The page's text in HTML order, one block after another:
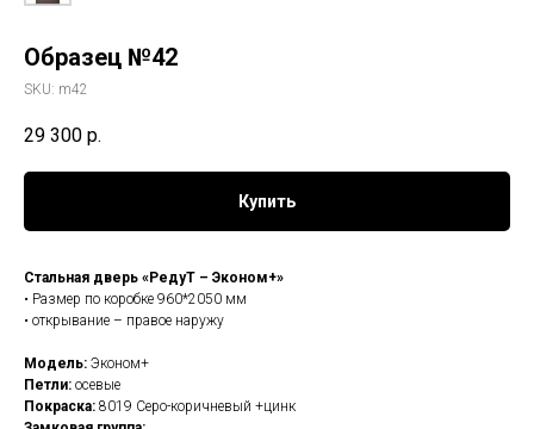
Образец №42
SKU: m42
29 300 р.
Купить
Стальная дверь «РедуТ – Эконом+»
• Размер по коробке 960*2050 мм
• открывание – правое наружу
Модель: Эконом+
Петли: осевые
Покраска: 8019 Серо-коричневый +цинк